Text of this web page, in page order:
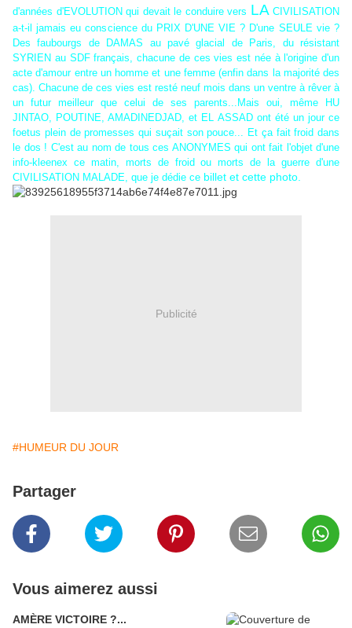
d'années d'EVOLUTION qui devait le conduire vers LACIVILISATION
a-t-il jamais eu conscience du PRIX D'UNE VIE ? D'une SEULE vie ?
Des faubourgs de DAMAS au pavé glacial de Paris, du résistant
SYRIEN au SDF français, chacune de ces vies est née à l'origine d'un
acte d'amour entre un homme et une femme (enfin dans la majorité des
cas). Chacune de ces vies est resté neuf mois dans un ventre à rêver à
un futur meilleur que celui de ses parents...Mais oui, même HU
JINTAO, POUTINE, AMADINEDJAD, et EL ASSAD ont été un jour ce
foetus plein de promesses qui suçait son pouce... Et ça fait froid dans
le dos ! C'est au nom de tous ces ANONYMES qui ont fait l'objet d'une
info-kleenex ce matin, morts de froid ou morts de la guerre d'une
CIVILISATION MALADE, que je dédie ce billet et cette photo
Publicité
#HUMEUR DU JOUR
Partager
Vous aimerez aussi
AMÈRE VICTOIRE ?...